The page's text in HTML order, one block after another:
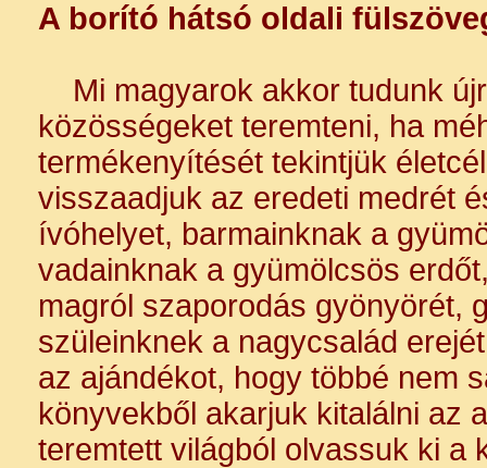
A borító hátsó oldali
Mi magyarok akkor tudunk
közösségeket teremteni, ha
termékenyítését tekintjük
visszaadjuk az eredeti medrét
ívóhelyet, barmainknak a
vadainknak a gyümölcsös
magról szaporodás gyönyörét,
szüleinknek a nagycsalád
az ajándékot, hogy többé nem
könyvekből akarjuk kitalálni az
teremtett világból olvassuk ki a